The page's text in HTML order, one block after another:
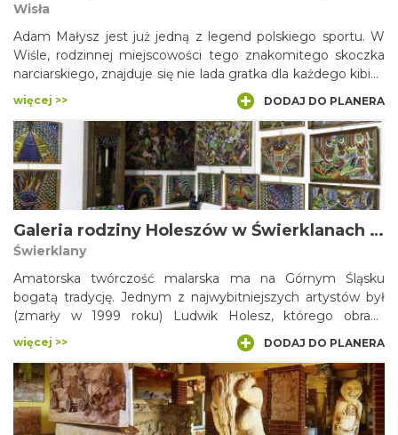
Wisła
Adam Małysz jest już jedną z legend polskiego sportu. W
Wiśle, rodzinnej miejscowości tego znakomitego skoczka
narciarskiego, znajduje się nie lada gratka dla każdego kibica
– Galeria Sportowe Trofea Adama Małysza. W budynku przy
ul. 1 Maja 48a, w kilku salach prezentowane są m.in.
Kryształowe Kule czterokrotnego zdobywcy Pucharu
Świata, medale Mistrzostw Świata i Igrzysk Olimpijskich,
puchary, sprzęt sportowy, kombinezon i mnóstwo innych
pamiątek mistrza z Wisły.
więcej >> DODAJ DO PLANERA
Galeria rodziny Holeszów w Świerklanach Dolnych
Świerklany
Amatorska twórczość malarska ma na Górnym Śląsku
bogatą tradycję. Jednym z najwybitniejszych artystów był
(zmarły w 1999 roku) Ludwik Holesz, którego obrazy
znajdują się w licznych kolekcjach krajowych i
zagranicznych. Na co dzień pracował jako górnik w kopalni
„Moszczenica”, a w wolnym czasie malował oryginalne
prace. Zobaczyć je można w galerii otwartej w 1986 roku, w
domu rodzinnym Ludwika Holesza w Świerklanach
Dolnych. Sztuką zajmują się także żona, córka i wnuk
więcej >> DODAJ DO PLANERA